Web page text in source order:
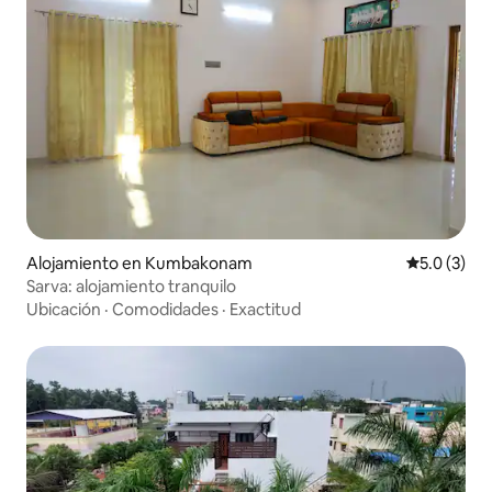
Alojamiento en Kumbakonam
5.0 (3)
Sarva: alojamiento tranquilo
Ubicación · Comodidades · Exactitud